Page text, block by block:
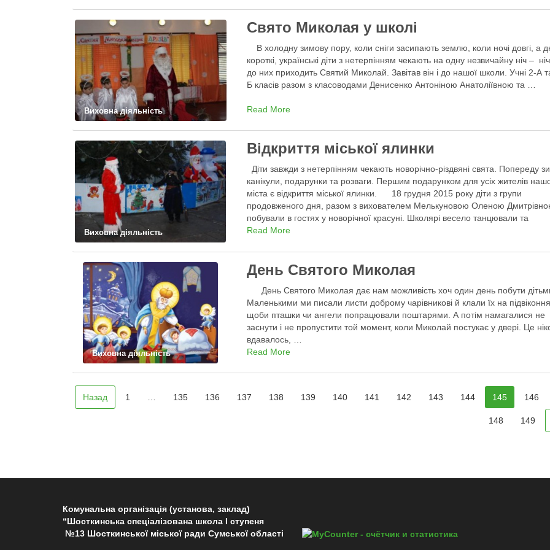
Виховна діяльність
Свято Миколая у школі
В холодну зимову пору, коли сніги засипають землю, коли ночі довгі, а
короткі, українські діти з нетерпінням чекають на одну незвичайну ніч –
до них приходить Святий Миколай. Завітав він і до нашої школи. Учні 2-А
Б класів разом з класоводами Денисенко Антоніною Анатоліївною та …
Read More
Виховна діяльність
Відкриття міської ялинки
Діти завжди з нетерпінням чекають новорічно-різдвяні свята. Попереду
канікули, подарунки та розваги. Першим подарунком для усіх жителів
міста є відкриття міської ялинки. 18 грудня 2015 року діти з групи
продовженого дня, разом з вихователем Мелькуновою Оленою
побували в гостях у новорічної красуні. Школярі весело танцювали та
розважались біля …
Read More
Виховна діяльність
День Святого Миколая
День Святого Миколая дає нам можливість хоч один день побути
Маленькими ми писали листи доброму чарівникові й клали їх на підвіконня,
щоби пташки чи ангели попрацювали поштарями. А потім намагалися не
заснути і не пропустити той момент, коли Миколай постукає у двері. Це
вдавалось, …
Read More
Назад 1 135 136 137 138 139 140 141 142 143 144 145 146
148 149
Комунальна організація (установа, заклад)
“Шосткинська спеціалізована школа І ступеня
№13 Шосткинської міської ради Сумської області